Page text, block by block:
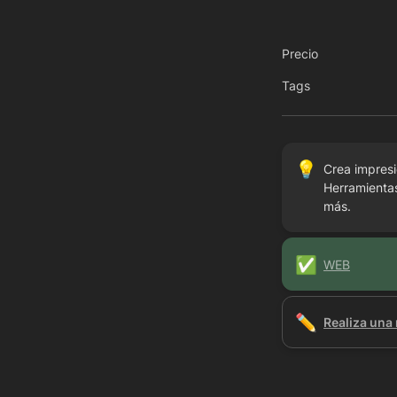
Precio
Tags
💡
Crea
más.
✅ WEB
✏️ Realiza